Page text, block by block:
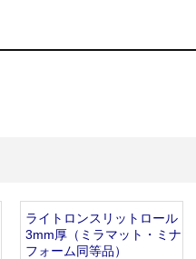
ライトロンスリットロール
3mm厚（ミラマット・ミナ
フォーム同等品）